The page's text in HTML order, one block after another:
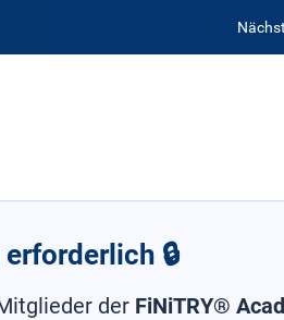
🔒
der FiNiTRY®